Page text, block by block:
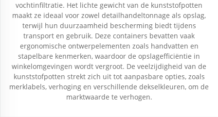
vochtinfiltratie. Het lichte gewicht van de kunststofpotten
maakt ze ideaal voor zowel detailhandeltonnage als opslag,
terwijl hun duurzaamheid bescherming biedt tijdens
transport en gebruik. Deze containers bevatten vaak
ergonomische ontwerpelementen zoals handvatten en
stapelbare kenmerken, waardoor de opslagefficiëntie in
winkelomgevingen wordt vergroot. De veelzijdigheid van de
kunststofpotten strekt zich uit tot aanpasbare opties, zoals
merklabels, verhoging en verschillende dekselkleuren, om de
marktwaarde te verhogen.